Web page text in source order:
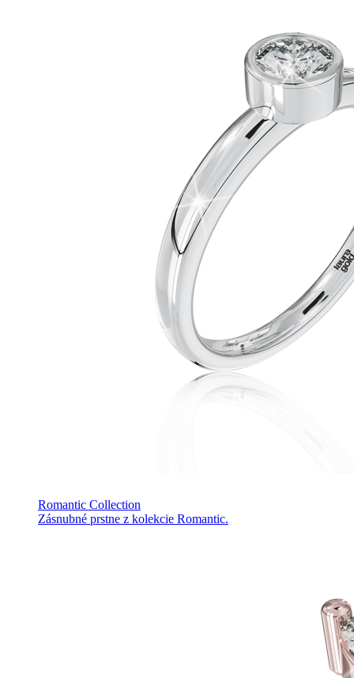
Romantic Collection
Zásnubné prstne z kolekcie Romantic.